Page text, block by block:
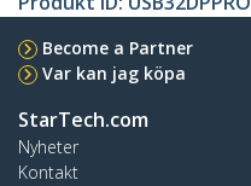
Become a Partner
Var kan jag köpa
StarTech.com
Nyheter
Kontakt